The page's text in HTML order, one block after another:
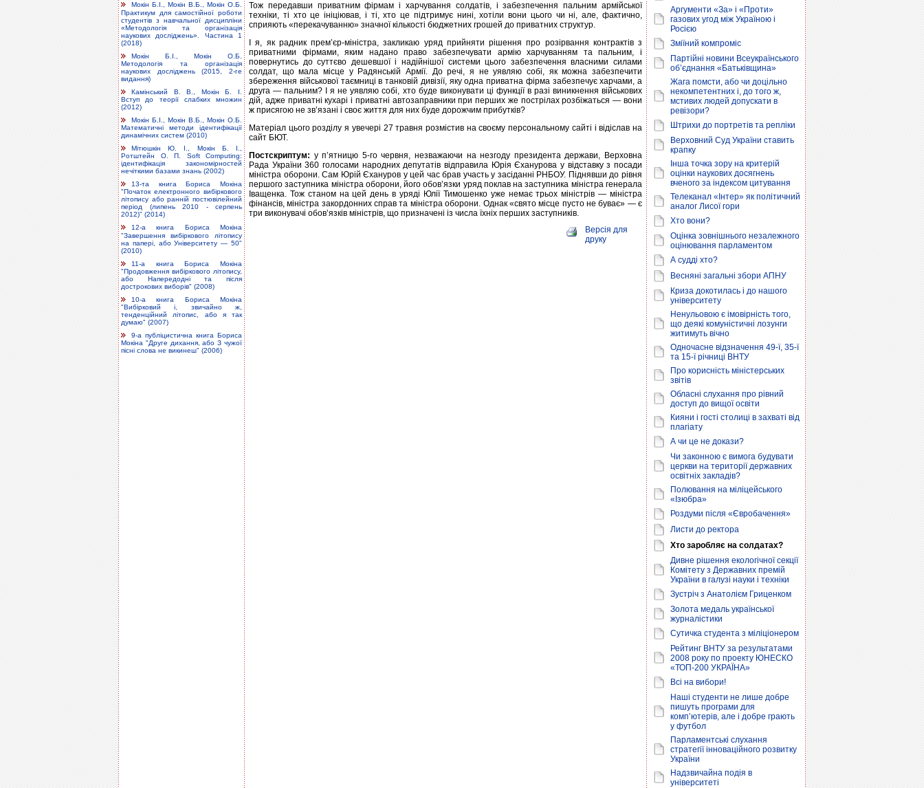
Мокін Б.І., Мокін В.Б., Мокін О.Б.
Практикум для самостійної роботи
студентів з навчальної дисципліни
«Методологія та організація
наукових досліджень». Частина 1
(2018)
Мокін Б.І., Мокін О.Б.
Методологія та організація
наукових досліджень (2015, 2-ге
видання)
Камінський В. В., Мокін Б. І.
Вступ до теорії слабких множин
(2012)
Мокін Б.І., Мокін В.Б., Мокін О.Б.
Математичні методи ідентифікації
динамічних систем (2010)
Мітюшкін Ю. І., Мокін Б. І.,
Ротштейн О. П. Soft Computing:
ідентифікація закономірностей
нечіткими базами знань (2002)
13-та книга Бориса Мокіна
"Початок електронного вибіркового
літопису або ранній постювілейний
період (липень 2010 - серпень
2012)" (2014)
12-а книга Бориса Мокіна
"Завершення вибіркового літопису
на папері, або Університету — 50"
(2010)
11-а книга Бориса Мокіна
"Продовження вибіркового літопису,
або Напередодні та після
дострокових виборів" (2008)
10-а книга Бориса Мокіна
"Вибірковий і, звичайно ж,
тенденційний літопис, або я так
думаю" (2007)
9-а публіцистична книга Бориса
Мокіна "Друге дихання, або З чужої
пісні слова не викинеш" (2006)
Тож передавши приватним фірмам і харчування солдатів, і забезпечення пальним армійської
техніки, ті хто це ініціював, і ті, хто це підтримує нині, хотіли вони цього чи ні, але, фактично,
сприяють «перекачуванню» значної кількості бюджетних грошей до приватних структур.
І я, як радник прем’єр-міністра, закликаю уряд прийняти рішення про розірвання контрактів з
приватними фірмами, яким надано право забезпечувати армію харчуванням та пальним, і
повернутись до суттєво дешевшої і надійнішої системи цього забезпечення власними силами
солдат, що мала місце у Радянській Армії. До речі, я не уявляю собі, як можна забезпечити
збереження військової таємниці в танковій дивізії, яку одна приватна фірма забезпечує харчами, а
друга — пальним? І я не уявляю собі, хто буде виконувати ці функції в разі виникнення військових
дій, адже приватні кухарі і приватні автозаправники при перших же пострілах розбіжаться — вони
ж присягою не зв’язані і своє життя для них буде дорожчим прибутків?
Матеріал цього розділу я увечері 27 травня розмістив на своєму персональному сайті і відіслав на
сайт БЮТ.
Постскриптум: у п’ятницю 5-го червня, незважаючи на незгоду президента держави, Верховна
Рада України 360 голосами народних депутатів відправила Юрія Єханурова у відставку з посади
міністра оборони. Сам Юрій Єхануров у цей час брав участь у засіданні РНБОУ. Піднявши до рівня
першого заступника міністра оборони, його обов’язки уряд поклав на заступника міністра генерала
Іващенка. Тож станом на цей день в уряді Юлії Тимошенко уже немає трьох міністрів — міністра
фінансів, міністра закордонних справ та міністра оборони. Однак «свято місце пусто не буває» — є
три виконувачі обов’язків міністрів, що призначені із числа їхніх перших заступників.
Версія для
друку
Аргументи «За» і «Проти»
газових угод між Україною і
Росією
Зміїний компроміс
Партійні новини Всеукраїнського
об’єднання «Батьківщина»
Жага помсти, або чи доцільно
некомпетентних і, до того ж,
мстивих людей допускати в
ревізори?
Штрихи до портретів та репліки
Верховний Суд України ставить
крапку
Інша точка зору на критерій
оцінки наукових досягнень
вченого за індексом цитування
Телеканал «Інтер» як політичний
аналог Лисої гори
Хто вони?
Оцінка зовнішнього незалежного
оцінювання парламентом
А судді хто?
Весняні загальні збори АПНУ
Криза докотилась і до нашого
університету
Ненульовою є імовірність того,
що деякі комуністичні лозунги
житимуть вічно
Одночасне відзначення 49-ї, 35-ї
та 15-ї річниці ВНТУ
Про корисність міністерських
звітів
Обласні слухання про рівний
доступ до вищої освіти
Кияни і гості столиці в захваті від
плагіату
А чи це не докази?
Чи законною є вимога будувати
церкви на території державних
освітніх закладів?
Полювання на міліцейського
«Ізюбра»
Роздуми після «Євробачення»
Листи до ректора
Хто заробляє на солдатах?
Дивне рішення екологічної секції
Комітету з Державних премій
України в галузі науки і техніки
Зустріч з Анатолієм Гриценком
Золота медаль української
журналістики
Сутичка студента з міліціонером
Рейтинг ВНТУ за результатами
2008 року по проекту ЮНЕСКО
«ТОП-200 УКРАЇНА»
Всі на вибори!
Наші студенти не лише добре
пишуть програми для
комп’ютерів, але і добре грають
у футбол
Парламентські слухання
стратегії інноваційного розвитку
України
Надзвичайна подія в
університеті